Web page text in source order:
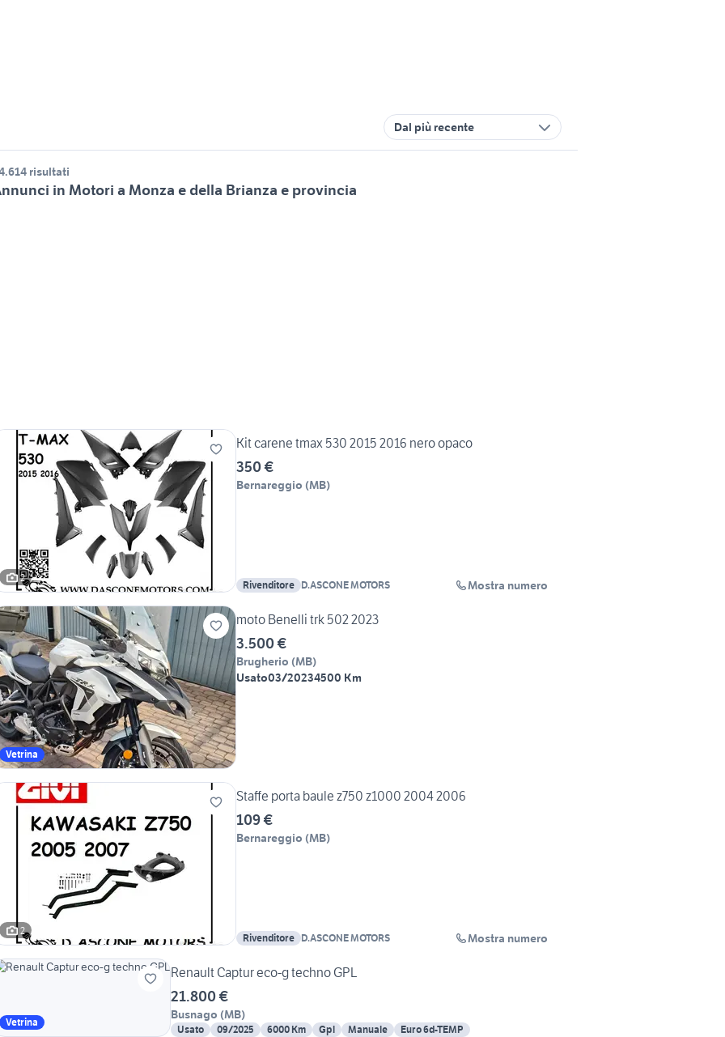
Dal più recente
risultati
in Motori a Monza e della Brianza e provincia
2
Kit carene tmax 530 2015 2016 nero opaco
350 €
Bernareggio (MB)
Rivenditore D.ASCONE MOTORS Mostra numero
Vetrina
moto Benelli trk 502 2023
3.500 €
Brugherio (MB)
Usato03/20234500 Km
2
Staffe porta baule z750 z1000 2004 2006
109 €
Bernareggio (MB)
Rivenditore D.ASCONE MOTORS Mostra numero
Vetrina
Renault Captur eco-g techno GPL
21.800 €
Busnago (MB)
Usato 09/2025 6000 Km Gpl Manuale Euro 6d-TEMP